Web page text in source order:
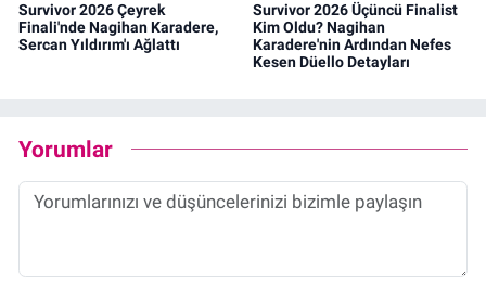
Survivor 2026 Çeyrek
Finali'nde Nagihan Karadere,
Sercan Yıldırım'ı Ağlattı
Survivor 2026 Üçüncü Finalist
Kim Oldu? Nagihan
Karadere'nin Ardından Nefes
Kesen Düello Detayları
Yorumlar